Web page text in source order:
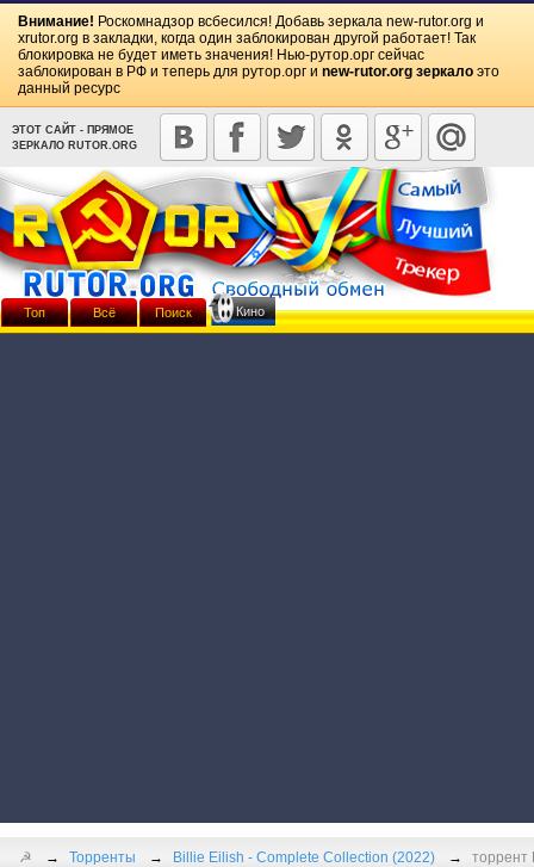
Внимание! Роскомнадзор всбесился! Добавь зеркала new-rutor.org и
xrutor.org в закладки, когда один заблокирован другой работает! Так
блокировка не будет иметь значения! Нью-рутор.орг сейчас
заблокирован в РФ и теперь для рутор.орг и new-rutor.org зеркало это
данный ресурс
ЭТОТ САЙТ - ПРЯМОЕ
ЗЕРКАЛО RUTOR.ORG
☭ Торренты Billie Eilish - Complete Collection (2022) торрент